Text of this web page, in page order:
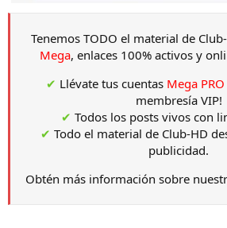
Tenemos TODO el material de
Mega, enlaces 100% activos y
✔ Llévate tus cuentas Mega
membresía VIP!
✔ Todos los posts vivos con
✔ Todo el material de Club-HD
publicidad.
Obtén más información sobre